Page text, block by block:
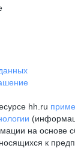
hh.ru
на основе
к